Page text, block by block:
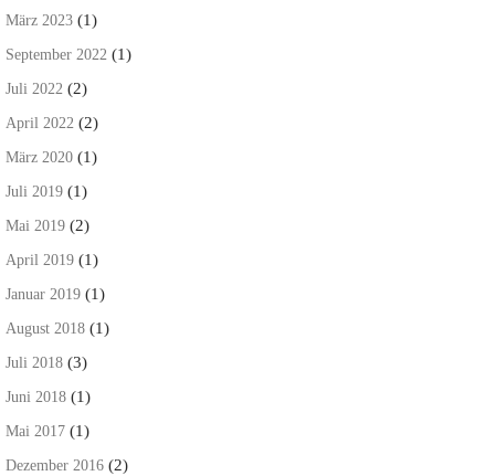
März 2023 (1)
September 2022 (1)
Juli 2022 (2)
April 2022 (2)
März 2020 (1)
Juli 2019 (1)
Mai 2019 (2)
April 2019 (1)
Januar 2019 (1)
August 2018 (1)
Juli 2018 (3)
Juni 2018 (1)
Mai 2017 (1)
Dezember 2016 (2)